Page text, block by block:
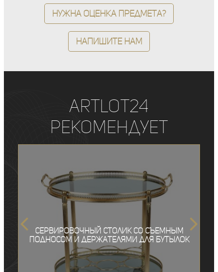
Нужна оценка предмета?
Напишите нам
ArtLot24
рекомендует
Сервировочный столик со съемным
подносом и держателями для бутылок